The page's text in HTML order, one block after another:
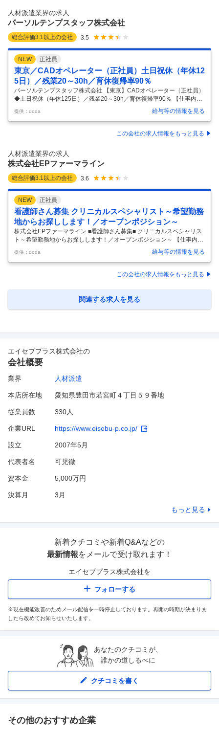
包作業をお願いします。 アクティブワーク、重量物10キロ程度あり。未
経験者大歓迎。 基本土日祝休み。日勤。小休憩あり。
人材派遣業界の求人
パーソルテンプスタッフ株式会社
総合評価3.1 以上の会社 3.5
NEW 正社員
東京／CADオペレーター（正社員）土日祝休（年休12
5日）／残業20～30h／育休復帰率90％
パーソルテンプスタッフ株式会社 【東京】CADオペレーター（正社員）
◆土日祝休（年休125日）／残業20～30h／育休復帰率90％ 【仕事内
容】 【東京】CADオペレーター（正社員）◆土日祝休（年休125日）／
残業20～30h／育休復帰率90％ 【具体的な仕事内容】 ＜平均残業20時
間・育休後復帰率90%以上/スーパーゼネコン様にて勤務/日本全国539拠
点・海外:177拠点に展開する東証プライム上場パーソルグループ＞ ■業
ター業務をお任せします。配属先は、大手ゼネコン、組織設計事務所、
建設コンサルタントなど大手多数。土木構造物
提供：doda 給与等の情報を見る
この会社の求人情報をもっと見る
人材派遣業界の求人
株式会社EPファーマライン
総合評価3.1 以上の会社 3.6
NEW 正社員
看護師さん募集 クリニカルスペシャリスト～希望勤務
地からお探しします！／オープンポジション～
株式会社EPファーマライン ■看護師さん募集■ クリニカルスペシャリス
ト～希望勤務地からお探しします！／オープンポジション～ 【仕事内
容】 ■看護師さん募集■ クリニカルスペシャリスト～希望勤務地からお
探しします！／オープンポジション～ 【具体的な仕事内容】 【大手医療
機器メーカーの案件多数・転籍実績あり／自身のキャリア形成と希望勤
務地（初任地）の兼ね合いを実現させることができる働き方】 ■今回のP
先の医療機器メーカー（クライアント）をお探しします。 配属後は、メ
ーカーの育成プログラムを受けていただいたのち機器プロモーターとし
提供：doda 給与等の情報を見る
この会社の求人情報をもっと見る
関連する求人を見る
エイセブプラス株式会社の
会社概要
業界 人材派遣
本店所在地 愛知県豊田市若宮町４丁目５９番地
従業員数 330人
企業URL https://www.eisebu-p.co.jp/
設立 2007年5月
代表者名 可児徹
資本金 5,000万円
決算月 3 月
もっと見る
新着クチコミや新着Q&Aなどの
最新情報をメールで受け取れます！
エイセブプラス株式会社を
フォローする
※現在機能改善のためメール配信を一時停止しております。再開の時期が決まりま
したら改めてお知らせいたします。
あなたのクチコミが、
誰かの道しるべに
クチコミを書く
その他のおすすめ企業